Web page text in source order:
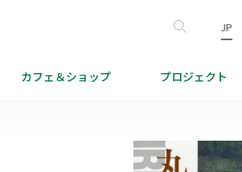
JP
カフェ＆ショップ プロジェクト